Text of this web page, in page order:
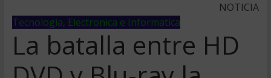
NOTICIA
Tecnologia, Electronica e Informatica
La batalla entre HD